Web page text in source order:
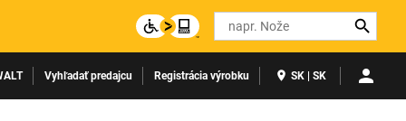
Search
Vyhľadať predajcu Registrácia výrobku SK | SK